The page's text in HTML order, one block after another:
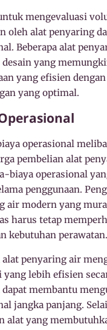
mengevaluasi
oleh alat penyaring
Beberapa alat
yang
yang efisien
yang optimal.
operasional
pembelian alat
biaya operasional
penggunaan.
air modern yang
harus tetap
kebutuhan perawatan.
alat penyaring air
yang lebih efisien
dapat membantu
jangka panjang.
alat yang